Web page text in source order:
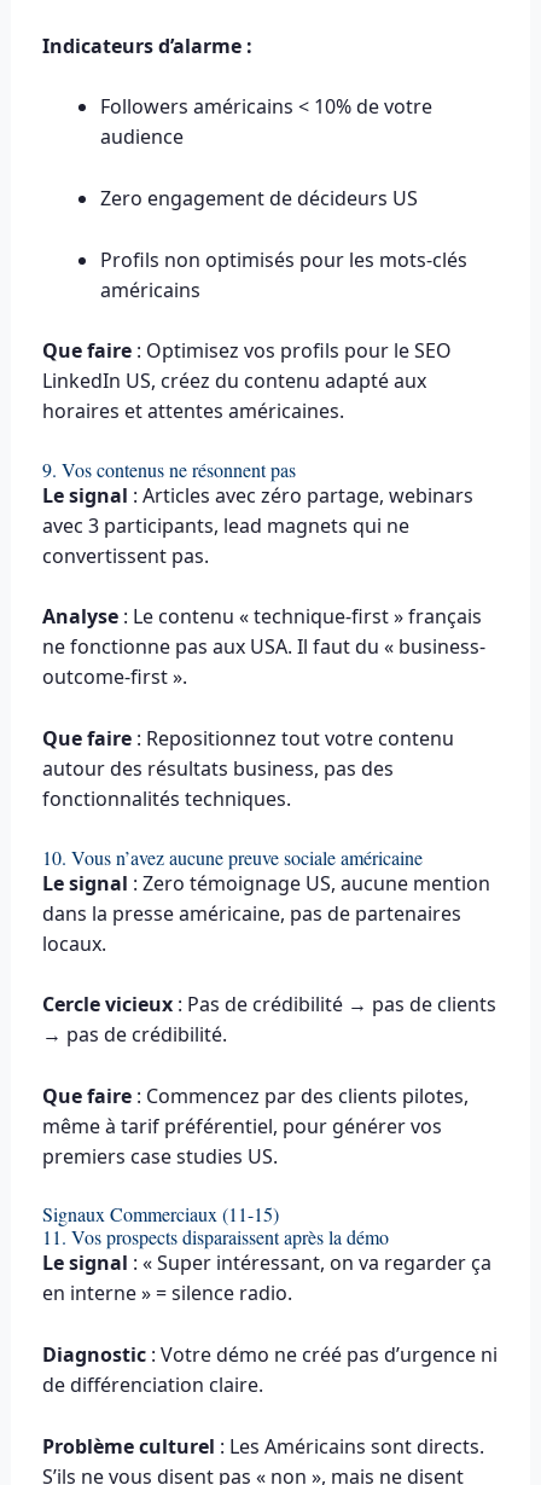
Indicateurs d’alarme :
Followers américains < 10% de votre
audience
Zero engagement de décideurs US
Profils non optimisés pour les mots-clés
américains
Que faire: Optimisez vos profils pour le SEO
LinkedIn US, créez du contenu adapté aux
horaires et attentes américaines.
9. Vos contenus ne résonnent pas
Le signal : Articles avec zéro partage, webinars
avec 3 participants, lead magnets qui ne
convertissent pas.
Analyse: Le contenu « technique-first » français
ne fonctionne pas aux USA. Il faut du « business-
outcome-first ».
Que faire: Repositionnez tout votre contenu
autour des résultats business, pas des
fonctionnalités techniques.
10. Vous n’avez aucune preuve sociale américaine
Le signal : Zero témoignage US, aucune mention
dans la presse américaine, pas de partenaires
locaux.
Cercle vicieux : Pas de crédibilité → pas de clients
→ pas de crédibilité.
Que faire: Commencez par des clients pilotes,
même à tarif préférentiel, pour générer vos
premiers case studies US.
Signaux Commerciaux (11-15)
11. Vos prospects disparaissent après la démo
Le signal : « Super intéressant, on va regarder ça
en interne » = silence radio.
Diagnostic : Votre démo ne créé pas d’urgence ni
de différenciation claire.
Problème culturel : Les Américains sont directs.
S’ils ne vous disent pas « non », mais ne disent